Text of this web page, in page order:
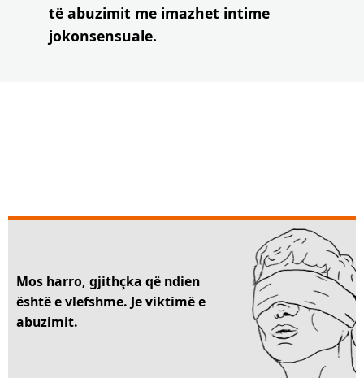
të abuzimit me imazhet intime
jokonsensuale.
Mos harro, gjithçka që ndien
është e vlefshme. Je viktimë e
abuzimit.